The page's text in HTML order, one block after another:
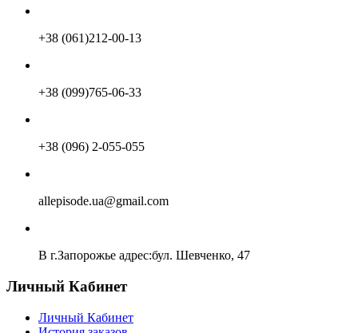
+38 (061)212-00-13
+38 (099)765-06-33
+38 (096) 2-055-055
allepisode.ua@gmail.com
В г.Запорожье адрес:бул. Шевченко, 47
Личный Кабинет
Личный Кабинет